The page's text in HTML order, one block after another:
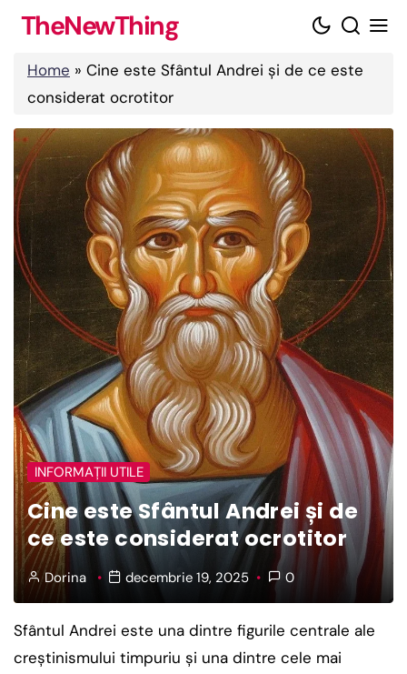
Skip
content
TheNewThing
Home » Cine este Sfântul Andrei și de ce este
considerat ocrotitor
INFORMAȚII UTILE
Cine este Sfântul Andrei și de
ce este considerat ocrotitor
Dorina decembrie 19, 2025 0
Sfântul Andrei este una dintre figurile centrale ale
creștinismului timpuriu și una dintre cele mai